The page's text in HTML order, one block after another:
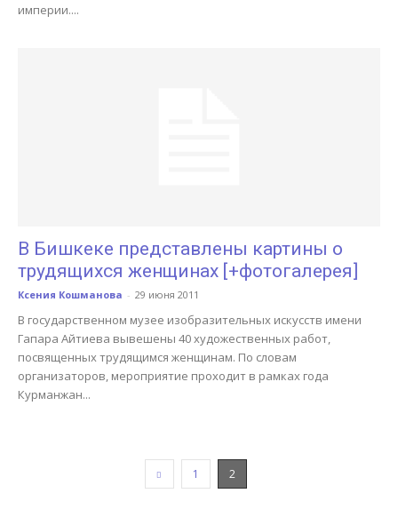
империи....
В Бишкеке представлены картины о
трудящихся женщинах [+фотогалерея]
Ксения Кошманова - 29 июня 2011
В государственном музее изобразительных искусств имени
Гапара Айтиева вывешены 40 художественных работ,
посвященных трудящимся женщинам. По словам
организаторов, мероприятие проходит в рамках года
Курманжан...
1 2